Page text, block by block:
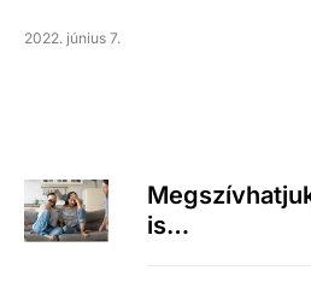
2022. június 7.
is…